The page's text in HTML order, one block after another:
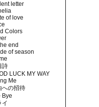
letter
of love
Colors
end
of season
詩
LUCK MY WAY
Me
への招待
Bye
イ